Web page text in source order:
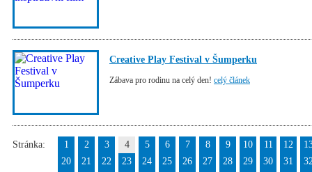
Creative Play Festival v Šumperku
Zábava pro rodinu na celý den! celý článek
Stránka: 1 2 3 4 5 6 7 8 9 10 11 12
20
21 22 23 24 25 26 27 28 29 30 31